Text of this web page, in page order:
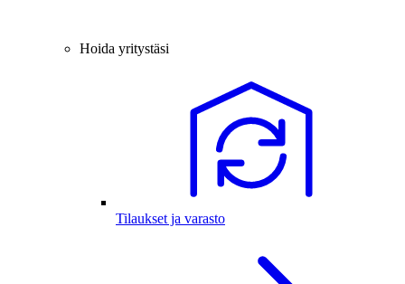
Hoida yritystäsi
Tilaukset ja varasto